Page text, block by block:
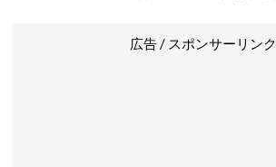
広告 / スポンサーリンク